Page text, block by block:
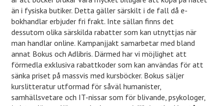
än i fysiska butiker. Detta gäller särskilt i de fall då e-
bokhandlar erbjuder fri frakt. Inte sällan finns det
dessutom olika särskilda rabatter som kan utnyttjas när
man handlar online. Kampanjjakt samarbetar med bland
annat Bokus och Adlibris. Därmed har vi möjlighet att
förmedla exklusiva rabattkoder som kan användas för att
sänka priset på massvis med kursböcker. Bokus säljer
kurslitteratur utformad för såväl humanister,
samhällsvetare och IT-nissar som för blivande, psykologer,